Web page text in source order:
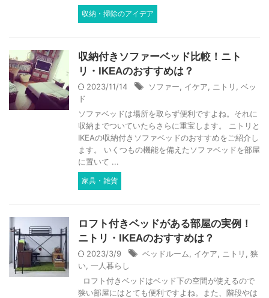
収納・掃除のアイデア
収納付きソファーベッド比較！ニト
リ・IKEAのおすすめは？
2023/11/14 ソファー イケア ニトリ
ベッ
ド
ソファベッドは場所を取らず便利ですよね。それに
収納までついていたらさらに重宝します。 ニトリと
IKEAの収納付きソファベッドのおすすめをご紹介し
ます。 いくつもの機能を備えたソファベッドを部屋
に置いて ...
家具・雑貨
ロフト付きベッドがある部屋の実例！
ニトリ・IKEAのおすすめは？
2023/3/9 ベッドルーム イケア ニトリ
狭
い 一人暮らし
ロフト付きベッドはベッド下の空間が使えるので
狭い部屋にはとても便利ですよね。また、階段やは